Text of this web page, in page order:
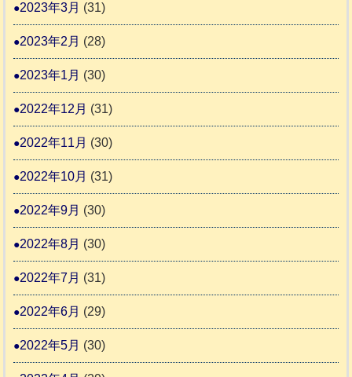
2023年3月 (31)
2023年2月 (28)
2023年1月 (30)
2022年12月 (31)
2022年11月 (30)
2022年10月 (31)
2022年9月 (30)
2022年8月 (30)
2022年7月 (31)
2022年6月 (29)
2022年5月 (30)